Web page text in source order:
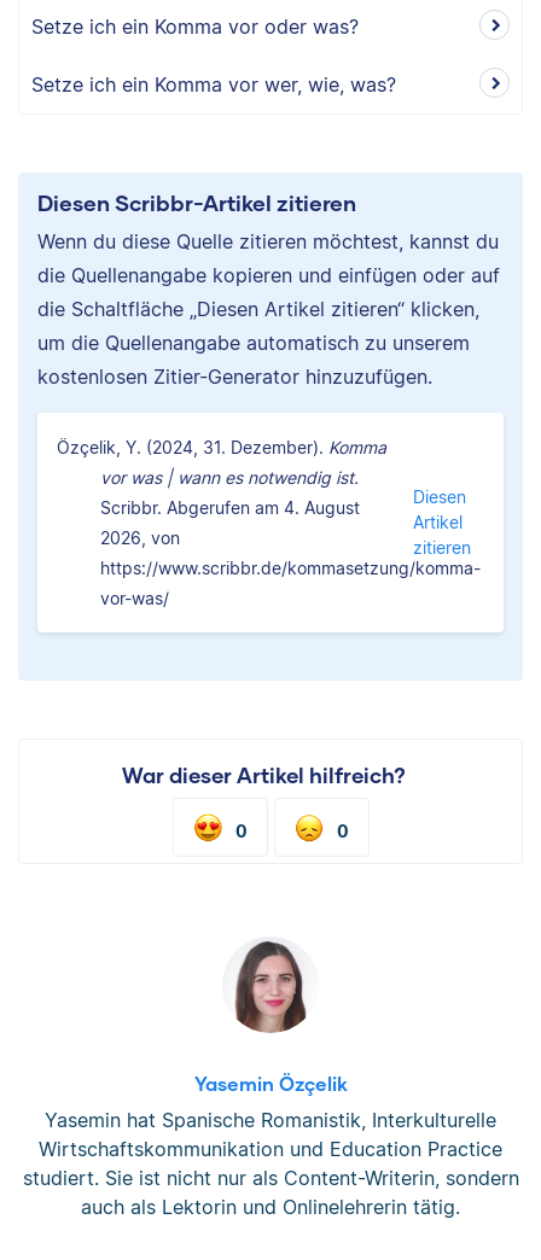
Setze ich ein Komma vor oder was?
Setze ich ein Komma vor wer, wie, was?
Diesen Scribbr-Artikel zitieren
Wenn du diese Quelle zitieren möchtest, kannst du
die Quellenangabe kopieren und einfügen oder auf
die Schaltfläche „Diesen Artikel zitieren“ klicken,
um die Quellenangabe automatisch zu unserem
kostenlosen Zitier-Generator hinzuzufügen.
Özçelik, Y. (2024, 31. Dezember). Komma
vor was | wann es notwendig ist.
Scribbr. Abgerufen am 4. August
2026, von
https://www.scribbr.de/kommasetzung/komma-
vor-was/
Diesen
Artikel
zitieren
War dieser Artikel hilfreich?
0 0
Yasemin Özçelik
Yasemin hat Spanische Romanistik, Interkulturelle
Wirtschaftskommunikation und Education Practice
studiert. Sie ist nicht nur als Content-Writerin, sondern
auch als Lektorin und Onlinelehrerin tätig.